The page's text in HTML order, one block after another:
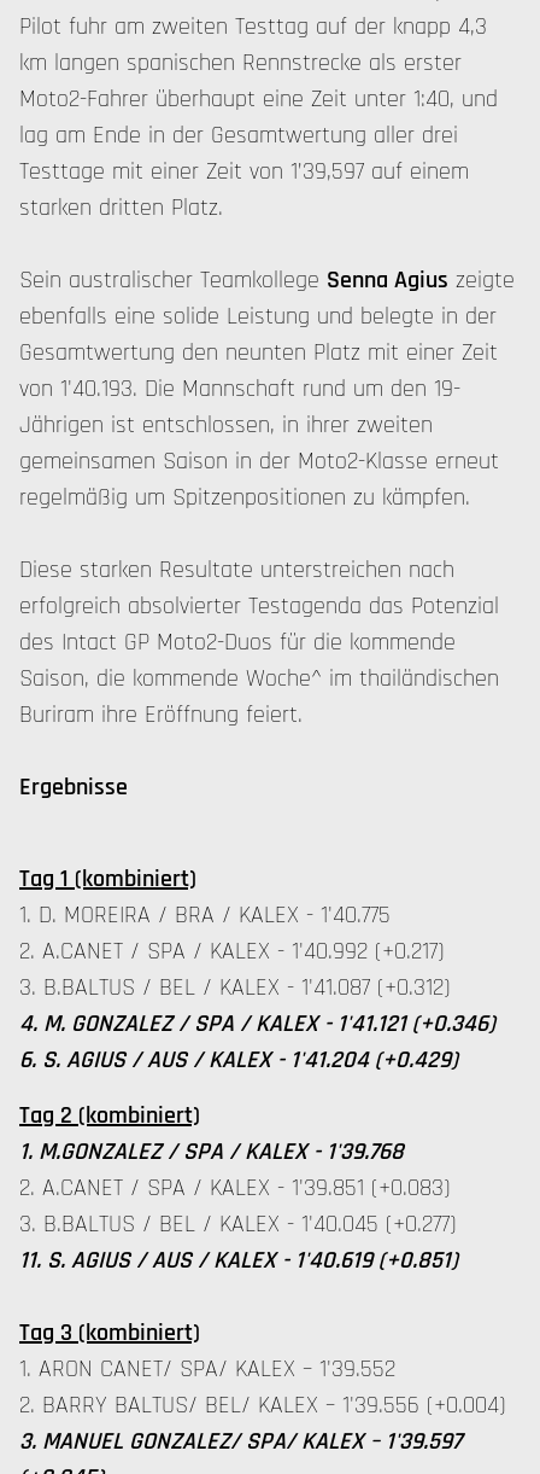
Pilot fuhr am zweiten Testtag auf der knapp 4,3
km langen spanischen Rennstrecke als erster
Moto2-Fahrer überhaupt eine Zeit unter 1:40, und
lag am Ende in der Gesamtwertung aller drei
Testtage mit einer Zeit von 1’39,597 auf einem
starken dritten Platz.
Sein australischer Teamkollege Senna Agius zeigte
ebenfalls eine solide Leistung und belegte in der
Gesamtwertung den neunten Platz mit einer Zeit
von 1'40.193. Die Mannschaft rund um den 19-
Jährigen ist entschlossen, in ihrer zweiten
gemeinsamen Saison in der Moto2-Klasse erneut
regelmäßig um Spitzenpositionen zu kämpfen.
Diese starken Resultate unterstreichen nach
erfolgreich absolvierter Testagenda das Potenzial
des Intact GP Moto2-Duos für die kommende
Saison, die kommende Woche^ im thailändischen
Buriram ihre Eröffnung feiert.
Ergebnisse
Tag 1 (kombiniert)
1. D. MOREIRA / BRA / KALEX - 1'40.775
2. A.CANET / SPA / KALEX - 1'40.992 (+0.217)
3. B.BALTUS / BEL / KALEX - 1'41.087 (+0.312)
4. M. GONZALEZ / SPA / KALEX - 1'41.121 (+0.346)
6. S. AGIUS / AUS / KALEX - 1'41.204 (+0.429)
Tag 2 (kombiniert)
1. M.GONZALEZ / SPA / KALEX - 1'39.768
2. A.CANET / SPA / KALEX - 1'39.851 (+0.083)
3. B.BALTUS / BEL / KALEX - 1'40.045 (+0.277)
11. S. AGIUS / AUS / KALEX - 1'40.619 (+0.851)
Tag 3 (kombiniert)
1. ARON CANET/ SPA/ KALEX – 1'39.552
2. BARRY BALTUS/ BEL/ KALEX – 1'39.556 (+0.004)
3. MANUEL GONZALEZ/ SPA/ KALEX – 1'39.597